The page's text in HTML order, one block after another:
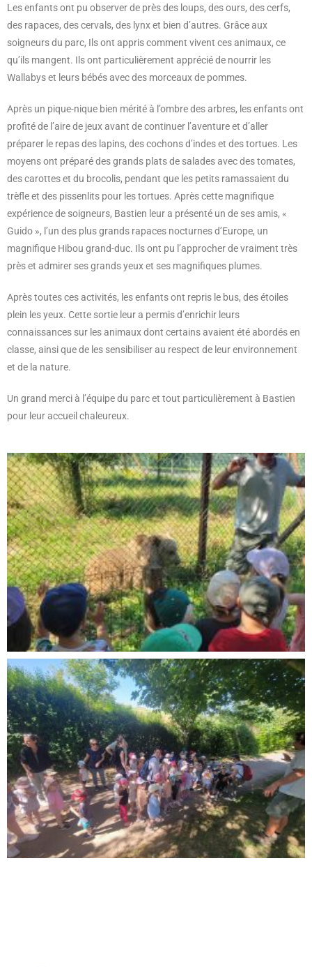
Les enfants ont pu observer de près des loups, des ours, des cerfs,
des rapaces, des cervals, des lynx et bien d’autres. Grâce aux
soigneurs du parc, Ils ont appris comment vivent ces animaux, ce
qu’ils mangent. Ils ont particulièrement apprécié de nourrir les
Wallabys et leurs bébés avec des morceaux de pommes.
Après un pique-nique bien mérité à l’ombre des arbres, les enfants ont
profité de l’aire de jeux avant de continuer l’aventure et d’aller
préparer le repas des lapins, des cochons d’indes et des tortues. Les
moyens ont préparé des grands plats de salades avec des tomates,
des carottes et du brocolis, pendant que les petits ramassaient du
trèfle et des pissenlits pour les tortues. Après cette magnifique
expérience de soigneurs, Bastien leur a présenté un de ses amis, «
Guido », l’un des plus grands rapaces nocturnes d’Europe, un
magnifique Hibou grand-duc. Ils ont pu l’approcher de vraiment très
près et admirer ses grands yeux et ses magnifiques plumes.
Après toutes ces activités, les enfants ont repris le bus, des étoiles
plein les yeux. Cette sortie leur a permis d’enrichir leurs
connaissances sur les animaux dont certains avaient été abordés en
classe, ainsi que de les sensibiliser au respect de leur environnement
et de la nature.
Un grand merci à l’équipe du parc et tout particulièrement à Bastien
pour leur accueil chaleureux.